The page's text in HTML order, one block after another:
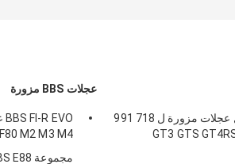
عجلات BBS مزورة
F80 M2 M3 M4 عجلات
بورشه سنتر قفل عجلات مزورة ل 718 991